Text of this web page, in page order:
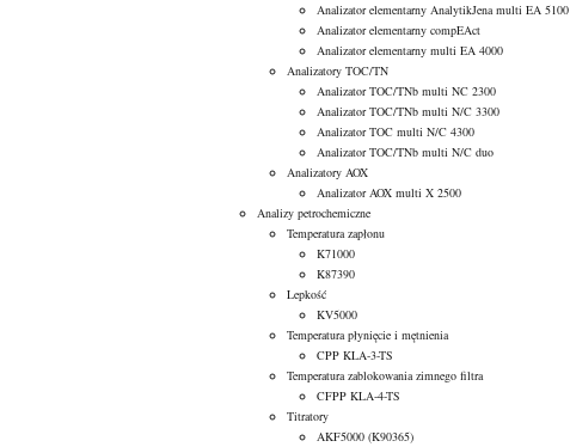
Analizator elementarny AnalytikJena multi EA 5100
Analizator elementarny compEAct
Analizator elementarny multi EA 4000
Analizatory TOC/TN
Analizator TOC/TNb multi NC 2300
Analizator TOC/TNb multi N/C 3300
Analizator TOC multi N/C 4300
Analizator TOC/TNb multi N/C duo
Analizatory AOX
Analizator AOX multi X 2500
Analizy petrochemiczne
Temperatura zapłonu
K71000
K87390
Lepkość
KV5000
Temperatura płynięcie i mętnienia
CPP KLA-3-TS
Temperatura zablokowania zimnego filtra
CFPP KLA-4-TS
Titratory
AKF5000 (K90365)